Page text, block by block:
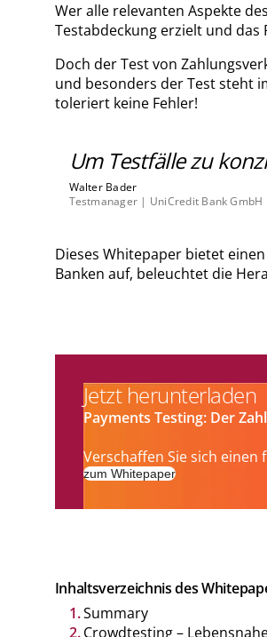
Wer alle relevanten Aspekte
Testabdeckung erzielt und
Doch der Test von
und besonders der Test steht
toleriert keine Fehler!
Um Testfälle zu
Walter Bader
Testmanager | UniCredit Bank GmbH
Dieses Whitepaper bietet
Banken auf, beleuchtet die
Jetzt herunterladen
Payments Testing: Der
Verschaffen Sie sich
zum Whitepaper
Inhaltsverzeichnis des
Summary
Crowdtesting –